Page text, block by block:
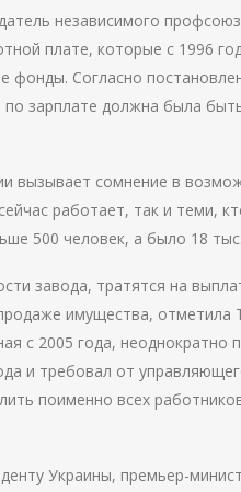
независимого
плате, которые с 1996
фонды. Согласно
по зарплате должна была
вызывает сомнение в
работает, так и теми,
500 человек, а было 18
завода, тратятся на
имущества,
с 2005 года, неоднократно
и требовал от
поименно всех
Украины, премьер-